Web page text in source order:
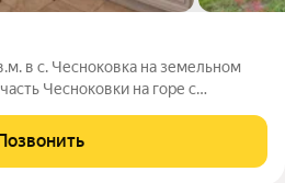
в с. Чесноковка на земельном
Чесноковки на горе с
материалы, мебель -